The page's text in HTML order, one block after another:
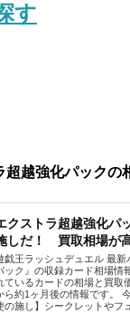
す
超越強化パックの
クストラ超越強化パ
しだ！ 買取相場が
戯王ラッシュデュエル 最
ック』の収録カード相場情
ているカードの相場と買取
ら約1ヶ月後の情報です。
の施し】シークレットやフ